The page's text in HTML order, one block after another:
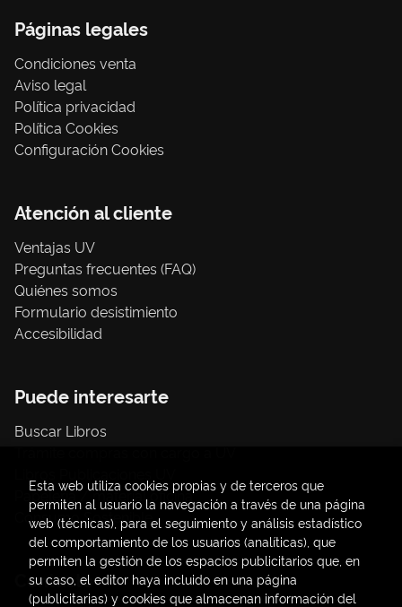
Páginas legales
Condiciones venta
Aviso legal
Política privacidad
Política Cookies
Configuración Cookies
Atención al cliente
Ventajas UV
Preguntas frecuentes (FAQ)
Quiénes somos
Formulario desistimiento
Accesibilidad
Puede interesarte
Buscar Libros
Papelería / material oficina
Consumo Sostenible
Contacto
Esta web utiliza cookies propias y de terceros que
permiten al usuario la navegación a través de una página
web (técnicas), para el seguimiento y análisis estadístico
del comportamiento de los usuarios (analíticas), que
permiten la gestión de los espacios publicitarios que, en
su caso, el editor haya incluido en una página
(publicitarias) y cookies que almacenan información del